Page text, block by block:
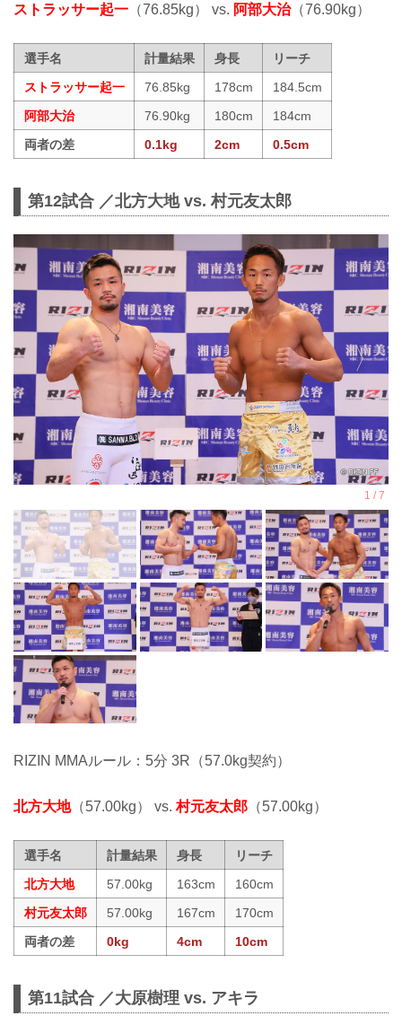
ストラッサー起一 （76.85kg） vs. 阿部大治（76.90kg）
選手名 計量結果 身長
リーチ
ストラッサー起一
76.85kg 178cm
184.5cm
阿部大治
76.90kg 180cm
184cm
両者の差
0.1kg 2cm 0.5cm
第12試合 ／北方大地 vs. 村元友太郎
RIZIN MMAルール：5分 3R（57.0kg契約）
北方大地（57.00kg） vs.村元友太郎 （57.00kg）
選手名 計量結果 身長
リーチ
北方大地
57.00kg 163cm
160cm
村元友太郎
57.00kg 167cm
170cm
両者の差
0kg 4cm 10cm
第11試合 ／大原樹理 vs. アキラ